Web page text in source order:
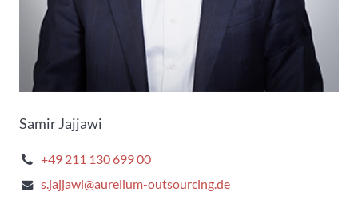
Samir Jajjawi
+49 211 130 699 00
s.jajjawi@aurelium-outsourcing.de